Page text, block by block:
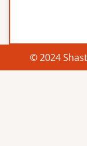
© 2024